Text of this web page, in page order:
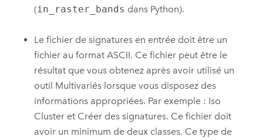
(in_raster_bands dans Python).
Le fichier de signatures en entrée doit être un
fichier au format ASCII. Ce fichier peut être le
résultat que vous obtenez après avoir utilisé un
outil Multivariés lorsque vous disposez des
informations appropriées. Par exemple : Iso
Cluster et Créer des signatures. Ce fichier doit
avoir un minimum de deux classes. Ce type de